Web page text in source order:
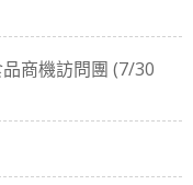
商機訪問團 (7/30